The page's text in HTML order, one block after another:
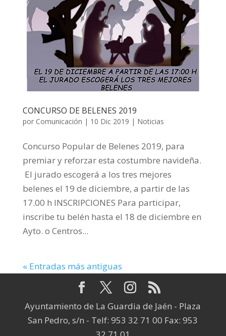
CONCURSO DE BELENES 2019
por Comunicación | 10 Dic 2019 | Noticias
Concurso Popular de Belenes 2019, para
premiar y reforzar esta costumbre navideña.
El jurado escogerá a los tres mejores
belenes el 19 de diciembre, a partir de las
17.00 h INSCRIPCIONES Para participar,
inscribe tu belén hasta el 18 de diciembre en
Ayto. o Centros...
« Entradas más antiguas
Ayuntamiento de La Guardia de Jaén - Plaza
San Pedro, s/n - Telf: 953 32 71 00 Fax: 953